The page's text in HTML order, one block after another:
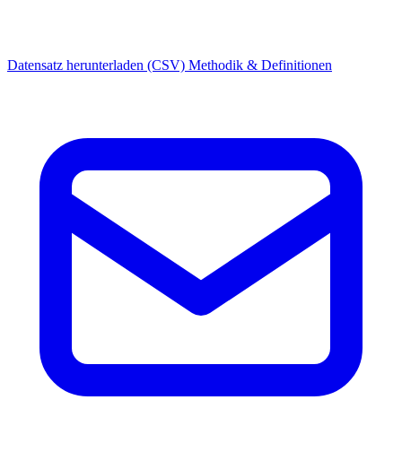
Datensatz herunterladen (CSV) Methodik & Definitionen